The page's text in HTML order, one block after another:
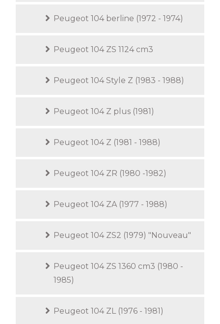
Peugeot 104 berline (1972 - 1974)
Peugeot 104 ZS 1124 cm3
Peugeot 104 Style Z (1983 - 1988)
Peugeot 104 Z plus (1981)
Peugeot 104 Z (1981 - 1988)
Peugeot 104 ZR (1980 -1982)
Peugeot 104 ZA (1977 - 1988)
Peugeot 104 ZS2 (1979) "Nouveau"
Peugeot 104 ZS 1360 cm3 (1980 -
1985)
Peugeot 104 ZL (1976 - 1981)